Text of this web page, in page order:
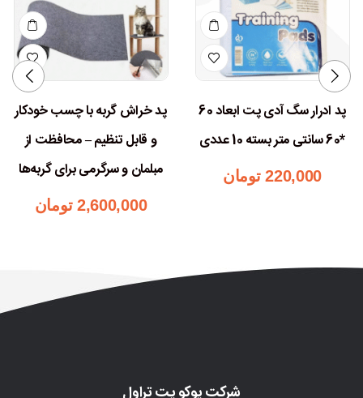
پد ادرار سگ آدی پت ابعاد 60
*60 سانتی متر بسته 10 عددی
220,000 تومان
پد خراش گربه با چسب خودکار
و قابل تنظیم – محافظت از
مبلمان و سرگرمی برای گربه‌ها
2,600,000 تومان
شرکت پوکو پت تراول